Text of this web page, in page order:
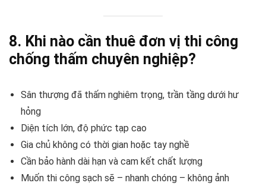
8. Khi nào cần thuê đơn vị thi công
chống thấm chuyên nghiệp?
Sân thượng đã thấm nghiêm trọng, trần tầng dưới hư
hỏng
Diện tích lớn, độ phức tạp cao
Gia chủ không có thời gian hoặc tay nghề
Cần bảo hành dài hạn và cam kết chất lượng
Muốn thi công sạch sẽ – nhanh chóng – không ảnh